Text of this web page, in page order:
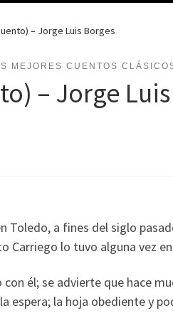
– Jorge Luis Borges
MEJORES CUENTOS
– Jorge
Toledo, a fines del siglo
Carriego lo tuvo alguna vez
él; se advierte que hace
espera; la hoja obediente y